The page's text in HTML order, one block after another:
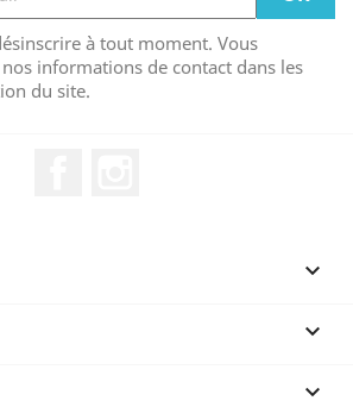
à tout moment. Vous
informations de contact dans les
du site.


